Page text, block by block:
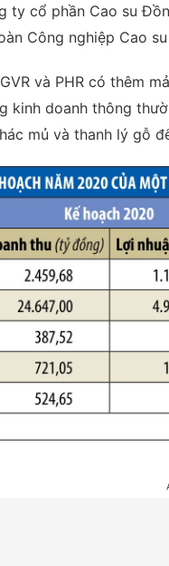
ty cổ phần Cao su
Công nghiệp Cao
và PHR có thêm
kinh doanh thông
mủ và thanh lý gỗ